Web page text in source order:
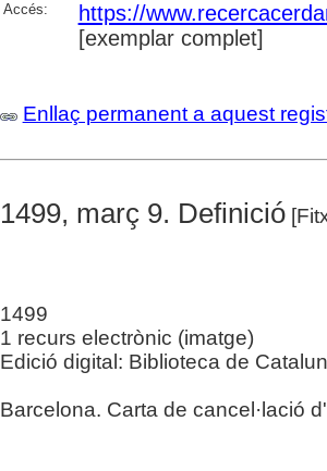
Accés:
https://
[exemplar complet]
Enllaç permanent a aquest
1499, març 9. Definició
1499
1 recurs electrònic (imatge)
Edició digital: Biblioteca de
Barcelona. Carta de cancel·lació